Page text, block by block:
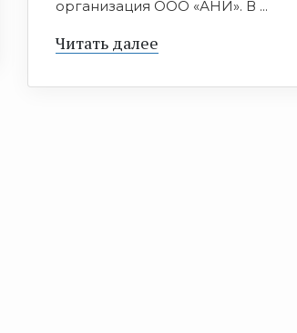
организация ООО «АНИ». В ...
Читать далее